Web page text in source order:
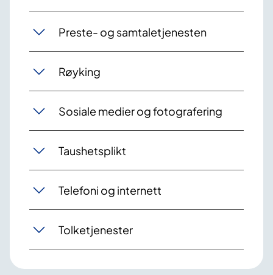
Preste- og samtaletjenesten
Røyking
Sosiale medier og fotografering
Taushetsplikt
Telefoni og internett
Tolketjenester